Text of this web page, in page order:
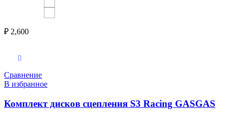
₽ 2,600
Сравнение
В избранное
Комплект дисков сцепления S3 Racing GASGAS